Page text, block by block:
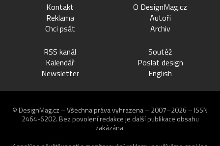
Kontakt
Reklama
Chci psát
O DesignMag.cz
Autoři
Archiv
RSS kanál
Kalendář
Newsletter
Soutěž
Poslat design
English
© DesignMag.cz – Všechna práva vyhrazena – 2007–2026 – ISSN
2464-6202. Bez povolení redakce je další publikace obsahu
zakázána.